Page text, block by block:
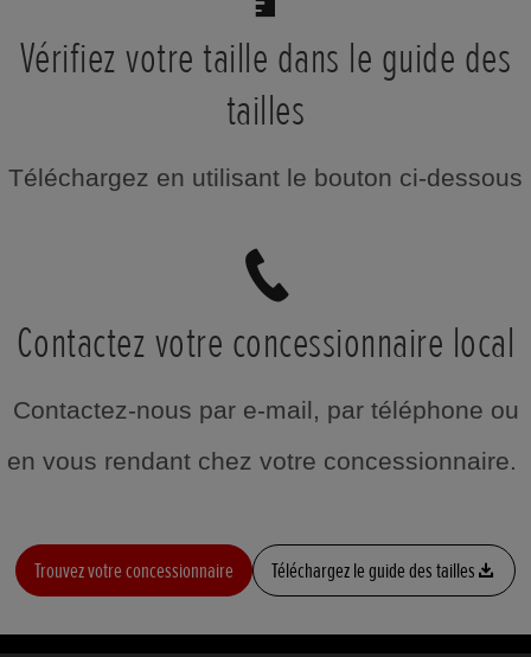
Vérifiez votre taille dans le guide des
tailles
Téléchargez en utilisant le bouton ci-dessous
Contactez votre concessionnaire local
Contactez-nous par e-mail, par téléphone ou
en vous rendant chez votre concessionnaire.
Trouvez votre concessionnaire Téléchargez le guide des tailles